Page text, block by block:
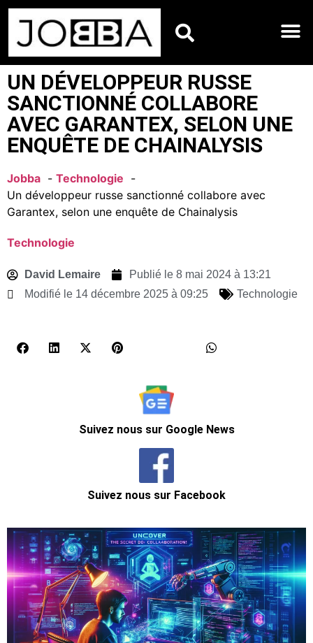
UN DÉVELOPPEUR RUSSE
SANCTIONNÉ COLLABORE
AVEC GARANTEX, SELON UNE
ENQUÊTE DE CHAINALYSIS
Jobba
Technologie
Un développeur russe sanctionné collabore avec
Garantex, selon une enquête de Chainalysis
Technologie
David Lemaire Publié le 8 mai 2024 à 13:21
Modifié le 14 décembre 2025 à 09:25
Technologie
Suivez nous sur Google News
Suivez nous sur Facebook